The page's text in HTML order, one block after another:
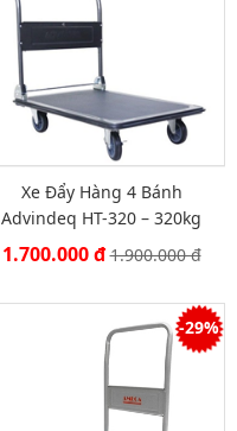
Xe Đẩy Hàng 4 Bánh
Advindeq HT-320 – 320kg
1.700.000 đ1.900.000 đ
-29%